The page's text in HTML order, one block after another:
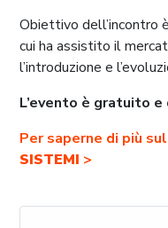
Obiettivo dell’incontro
cui ha assistito il
l’introduzione e
L’evento è gratuito
Per saperne di più
SISTEMI >